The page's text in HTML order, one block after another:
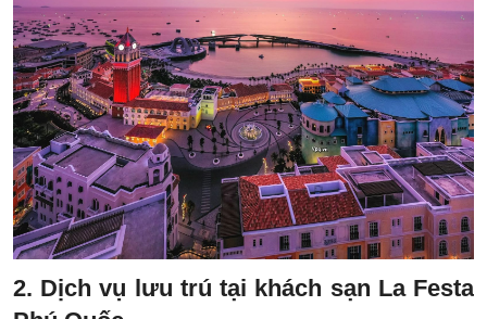
2. Dịch vụ lưu trú tại khách sạn La Festa